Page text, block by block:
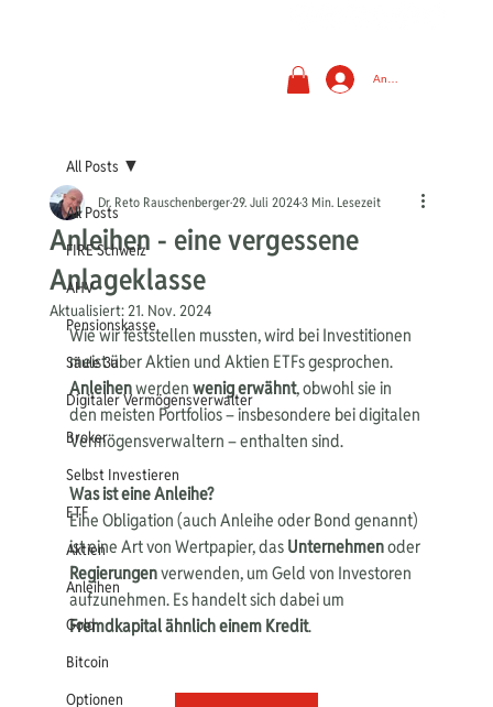
Anmelden
All Posts
FIRE Schweiz
AHV
Pensionskasse
Säule 3a
Digitaler Vermögensverwalter
Broker
Selbst Investieren
ETF
Aktien
Anleihen
Gold
Bitcoin
Optionen
All Posts
Anleihen - eine vergessene
Anlageklasse
Dr. Reto Rauschenberger29. Juli 20243 Min. Lesezeit
Aktualisiert:21. Nov. 2024
Wie wir feststellen mussten, wird bei Investitionen
meist über Aktien und Aktien ETFs gesprochen.
Anleihen werden wenig erwähnt, obwohl sie in
den meisten Portfolios – insbesondere bei digitalen
Vermögensverwaltern – enthalten sind.
Was ist eine Anleihe?
Eine Obligation (auch Anleihe oder Bond genannt)
ist eine Art von Wertpapier, das Unternehmen oder
Regierungen verwenden, um Geld von Investoren
aufzunehmen. Es handelt sich dabei um
Fremdkapital ähnlich einem Kredit.